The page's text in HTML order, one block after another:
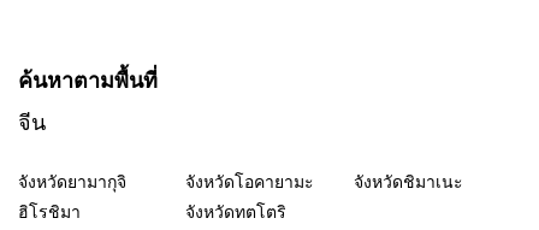
ค้นหาตามพื้นที่
จีน
จังหวัดยามากุจิ จังหวัดโอคายามะ
จังหวัดชิมาเนะ
ฮิโรชิมา
จังหวัดทตโตริ